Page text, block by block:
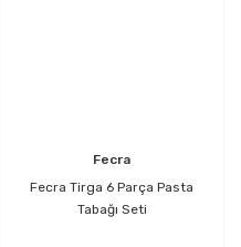
Fecra
Fecra Tirga 6 Parça Pasta
Tabağı Seti